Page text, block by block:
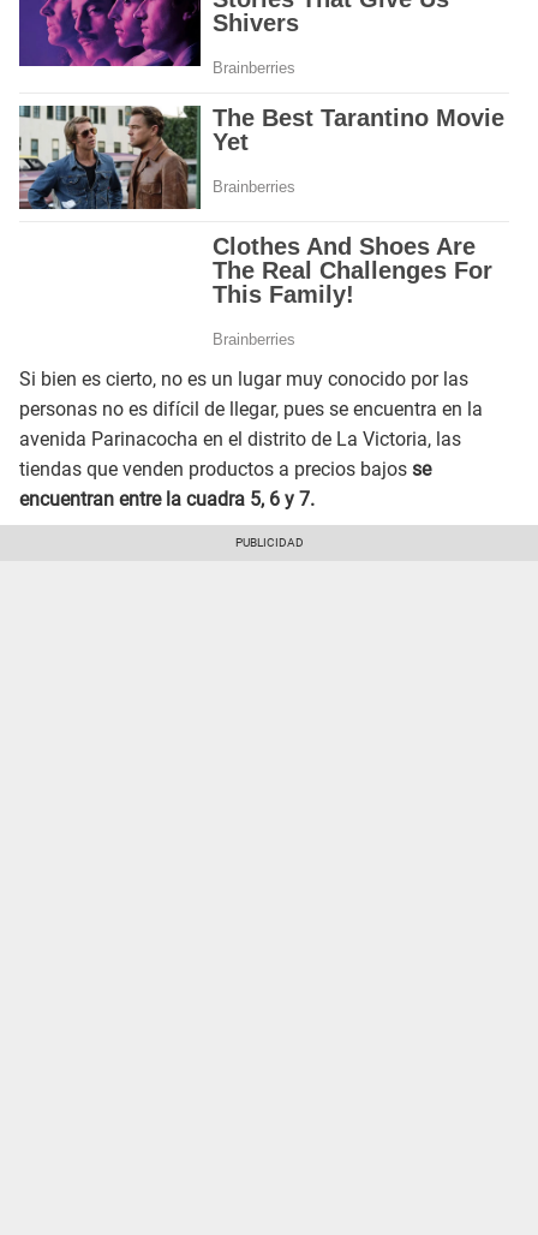
Si bien es cierto, no es un lugar muy conocido por las
personas no es difícil de llegar, pues se encuentra en la
avenida Parinacocha en el distrito de La Victoria, las
tiendas que venden productos a precios bajos se
encuentran entre la cuadra 5, 6 y 7.